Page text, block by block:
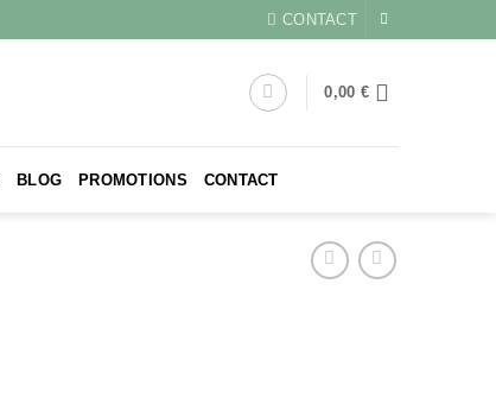
CONTACT
0,00 €
BLOG PROMOTIONS CONTACT